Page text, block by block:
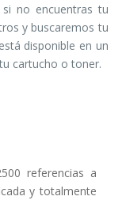
no encuentras tu
y buscaremos tu
disponible en un
cartucho o toner.
referencias a
y totalmente